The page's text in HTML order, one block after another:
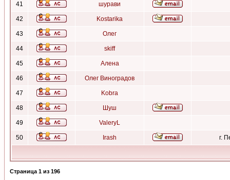
41 шурави
42 Kostarika
43 Олег
44 skiff
45 Алена
46 Олег Виноградов
47 Kobra
48 Шуш
49 ValeryL
50 Irash г.
Страница 1 из 196